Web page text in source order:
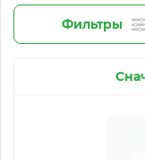
Фильтры